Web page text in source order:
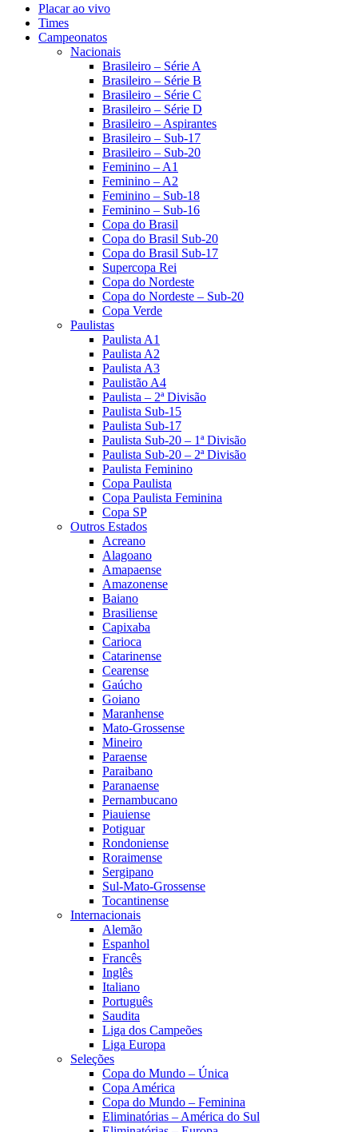
Placar ao vivo
Times
Campeonatos
Nacionais
Brasileiro – Série A
Brasileiro – Série B
Brasileiro – Série C
Brasileiro – Série D
Brasileiro – Aspirantes
Brasileiro – Sub-17
Brasileiro – Sub-20
Feminino – A1
Feminino – A2
Feminino – Sub-18
Feminino – Sub-16
Copa do Brasil
Copa do Brasil Sub-20
Copa do Brasil Sub-17
Supercopa Rei
Copa do Nordeste
Copa do Nordeste – Sub-20
Copa Verde
Paulistas
Paulista A1
Paulista A2
Paulista A3
Paulistão A4
Paulista – 2ª Divisão
Paulista Sub-15
Paulista Sub-17
Paulista Sub-20 – 1ª Divisão
Paulista Sub-20 – 2ª Divisão
Paulista Feminino
Copa Paulista
Copa Paulista Feminina
Copa SP
Outros Estados
Acreano
Alagoano
Amapaense
Amazonense
Baiano
Brasiliense
Capixaba
Carioca
Catarinense
Cearense
Gaúcho
Goiano
Maranhense
Mato-Grossense
Mineiro
Paraense
Paraibano
Paranaense
Pernambucano
Piauiense
Potiguar
Rondoniense
Roraimense
Sergipano
Sul-Mato-Grossense
Tocantinense
Internacionais
Alemão
Espanhol
Francês
Inglês
Italiano
Português
Saudita
Liga dos Campeões
Liga Europa
Seleções
Copa do Mundo – Única
Copa América
Copa do Mundo – Feminina
Eliminatórias – América do Sul